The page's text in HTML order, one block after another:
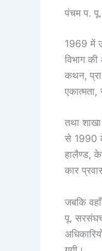
पंचम प.
1969 में
विभाग
कथन,
तथा
से 1990
हालैण्ड,
कार
जबकि
पू.